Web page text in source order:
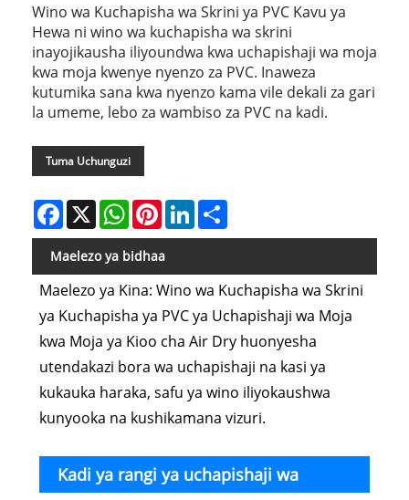
Wino wa Kuchapisha wa Skrini ya PVC Kavu ya
Hewa ni wino wa kuchapisha wa skrini
inayojikausha iliyoundwa kwa uchapishaji wa moja
kwa moja kwenye nyenzo za PVC. Inaweza
kutumika sana kwa nyenzo kama vile dekali za gari
la umeme, lebo za wambiso za PVC na kadi.
Tuma Uchunguzi
Facebook
X WhatsAppPinterestLinkedIn
Maelezo ya bidhaa
Maelezo ya Kina: Wino wa Kuchapisha wa Skrini
ya Kuchapisha ya PVC ya Uchapishaji wa Moja
kwa Moja ya Kioo cha Air Dry huonyesha
utendakazi bora wa uchapishaji na kasi ya
kukauka haraka, safu ya wino iliyokaushwa
kunyooka na kushikamana vizuri.
Kadi ya rangi ya uchapishaji wa